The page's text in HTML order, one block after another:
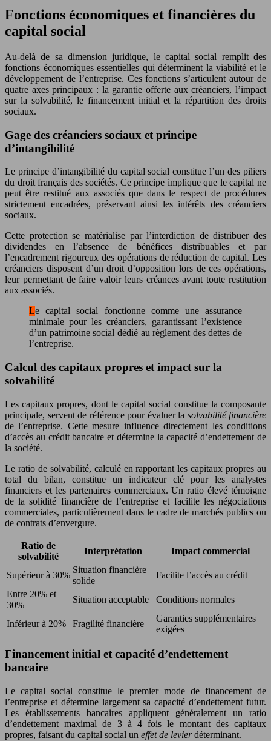
Fonctions économiques et financières du
capital social
Au-delà de sa dimension juridique, le capital social remplit des
fonctions économiques essentielles qui déterminent la viabilité et le
développement de l’entreprise. Ces fonctions s’articulent autour de
quatre axes principaux : la garantie offerte aux créanciers, l’impact
sur la solvabilité, le financement initial et la répartition des droits
sociaux.
Gage des créanciers sociaux et principe
d’intangibilité
Le principe d’intangibilité du capital social constitue l’un des piliers
du droit français des sociétés. Ce principe implique que le capital ne
peut être restitué aux associés que dans le respect de procédures
strictement encadrées, préservant ainsi les intérêts des créanciers
sociaux.
Cette protection se matérialise par l’interdiction de distribuer des
dividendes en l’absence de bénéfices distribuables et par
l’encadrement rigoureux des opérations de réduction de capital. Les
créanciers disposent d’un droit d’opposition lors de ces opérations,
leur permettant de faire valoir leurs créances avant toute restitution
aux associés.
Le capital social fonctionne comme une assurance
minimale pour les créanciers, garantissant l’existence
d’un patrimoine social dédié au règlement des dettes de
l’entreprise.
Calcul des capitaux propres et impact sur la
solvabilité
Les capitaux propres, dont le capital social constitue la composante
principale, servent de référence pour évaluer la solvabilité financière
de l’entreprise. Cette mesure influence directement les conditions
d’accès au crédit bancaire et détermine la capacité d’endettement de
la société.
Le ratio de solvabilité, calculé en rapportant les capitaux propres au
total du bilan, constitue un indicateur clé pour les analystes
financiers et les partenaires commerciaux. Un ratio élevé témoigne
de la solidité financière de l’entreprise et facilite les négociations
commerciales, particulièrement dans le cadre de marchés publics ou
de contrats d’envergure.
Ratio de
solvabilité
Interprétation Impact commercial
Supérieur à 30%
Situation financière
solide
Facilite l’accès au crédit
Entre 20% et
30%
Situation acceptable Conditions normales
Inférieur à 20% Fragilité financière
Garanties supplémentaires
exigées
Financement initial et capacité d’endettement
bancaire
Le capital social constitue le premier mode de financement de
l’entreprise et détermine largement sa capacité d’endettement futur.
Les établissements bancaires appliquent généralement un ratio
d’endettement maximal de 3 à 4 fois le montant des capitaux
propres, faisant du capital social un effet de levierdéterminant.